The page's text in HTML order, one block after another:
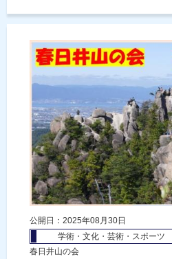
公開日：2025年08月30日
学術・文化・芸術・スポーツ
春日井山の会